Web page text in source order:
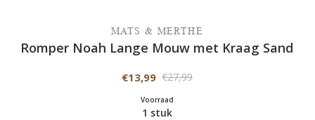
MATS & MERTHE
Romper Noah Lange Mouw met Kraag Sand
€13,99 €27,99
Voorraad
1 stuk